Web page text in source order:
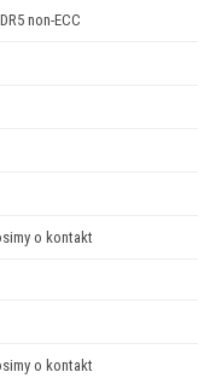
non-ECC
o kontakt
o kontakt